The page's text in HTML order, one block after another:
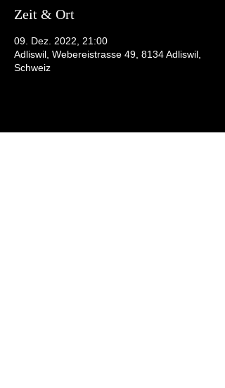
Zeit & Ort
09. Dez. 2022, 21:00
Adliswil, Webereistrasse 49, 8134 Adliswil,
Schweiz